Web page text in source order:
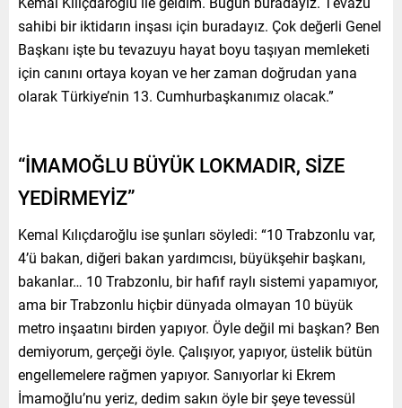
sahibi bir iktidarın inşası için buradayız. Çok değerli Genel
Başkanı işte bu tevazuyu hayat boyu taşıyan memleketi
için canını ortaya koyan ve her zaman doğrudan yana
olarak Türkiye’nin 13. Cumhurbaşkanımız olacak.”
“İMAMOĞLU BÜYÜK LOKMADIR, SİZE
YEDİRMEYİZ”
Kemal Kılıçdaroğlu ise şunları söyledi: “10 Trabzonlu var,
4’ü bakan, diğeri bakan yardımcısı, büyükşehir başkanı,
bakanlar… 10 Trabzonlu, bir hafif raylı sistemi yapamıyor,
ama bir Trabzonlu hiçbir dünyada olmayan 10 büyük
metro inşaatını birden yapıyor. Öyle değil mi başkan? Ben
demiyorum, gerçeği öyle. Çalışıyor, yapıyor, üstelik bütün
engellemelere rağmen yapıyor. Sanıyorlar ki Ekrem
İmamoğlu’nu yeriz, dedim sakın öyle bir şeye tevessül